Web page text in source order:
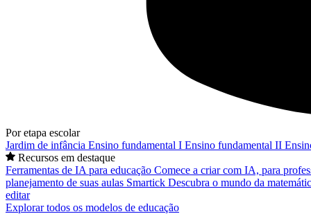
Por etapa escolar
Jardim de infância Ensino fundamental I Ensino fundamental II
Recursos em destaque
Ferramentas de IA para educação Comece a criar com IA, para
planejamento de suas aulas Smartick Descubra o mundo da
editar
Explorar todos os modelos de educação